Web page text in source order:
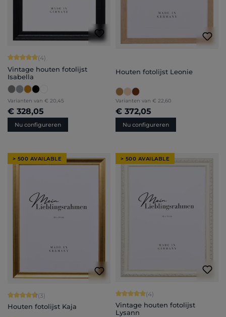
Gemiddelde waardering van 5 van 5 sterren
(4)
Vintage houten fotolijst
Isabella
Varianten van € 20,45
€ 328,05
Nu configureren
Houten fotolijst Leonie
Varianten van € 22,60
€ 372,05
Nu configureren
> 500 AVAILABLE
Gemiddelde waardering van 4.67 van 5 sterren
(3)
Houten fotolijst Kaja
> 500 AVAILABLE
Gemiddelde waardering van 5 van 5
(4)
Vintage houten fotolijst
Lysann